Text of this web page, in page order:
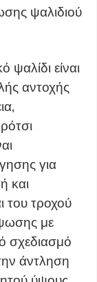
ψαλιδιού
είναι
αντοχής
για
και
του τροχού
με
σχεδιασμό
άντληση